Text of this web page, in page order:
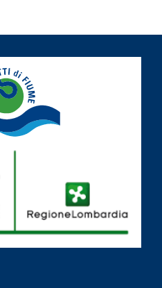
delle acque